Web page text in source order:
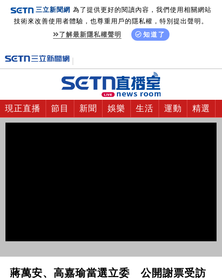
三立新聞網 為了提供更好的閱讀內容，我們使用相關網站
技術來改善使用者體驗，也尊重用戶的隱私權，特別提出聲明。
了解最新隱私權聲明
知道了
現正直播 節目 新聞 娛樂 生活 運動 精選
蔣萬安、高嘉瑜當選立委 公開謝票受訪